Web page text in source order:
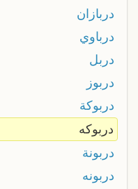
دربازان
درباوي
دربل
دربوز
دربوكة
دربوكه
دربونة
دربونه